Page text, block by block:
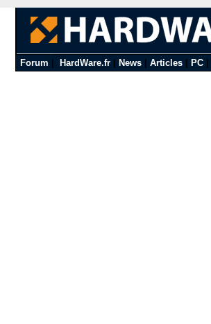
Forum HardWare.fr| News| Articles| PC|